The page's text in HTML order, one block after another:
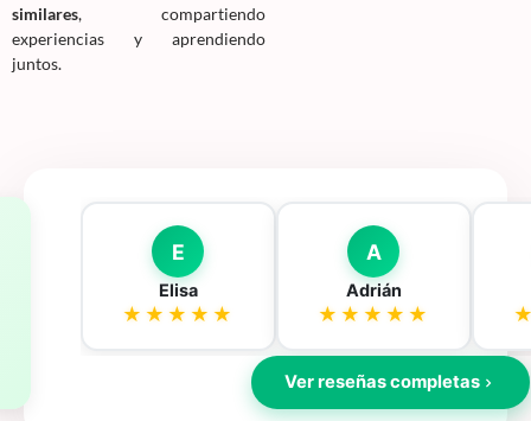
similares, compartiendo
experiencias y aprendiendo
juntos.